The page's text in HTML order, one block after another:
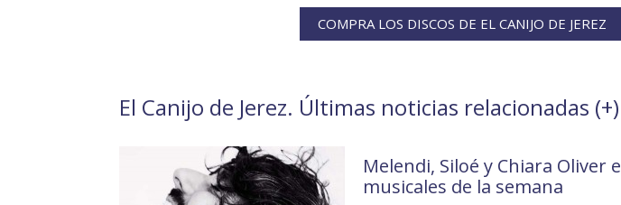
COMPRA LOS DISCOS DE EL CANIJO DE JEREZ
El Canijo de Jerez. Últimas noticias relacionadas (+)
Melendi, Siloé y Chiara Oliver
musicales de la semana